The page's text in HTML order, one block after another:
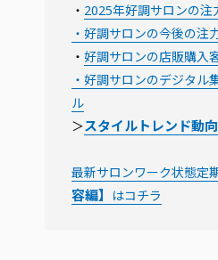
・ 2025年好調サロンの注
・好調サロンの今後の注
・ 好調サロンの店販購入
・好調サロンのデジタル
ル
＞スタイルトレンド動
最新サロンワーク状態定
容編】
はコチラ